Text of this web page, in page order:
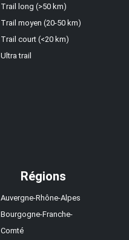
Trail long (>50 km)
Trail moyen (20-50 km)
Trail court (<20 km)
Ultra trail
Régions
Auvergne-Rhône-Alpes
Bourgogne-Franche-
Comté